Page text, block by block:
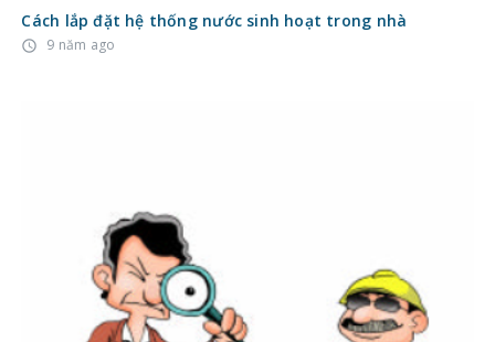
Cách lắp đặt hệ thống nước sinh hoạt trong nhà
access_time 9 năm ago